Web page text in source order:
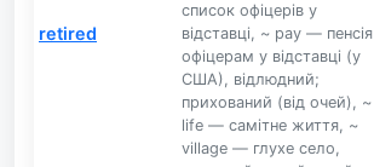
retired
список офіцерів у
відставці, ~ pay — пенсія
офіцерам у відставці (у
США), відлюдний;
прихований (від очей), ~
life — самітне життя, ~
village — глухе село,